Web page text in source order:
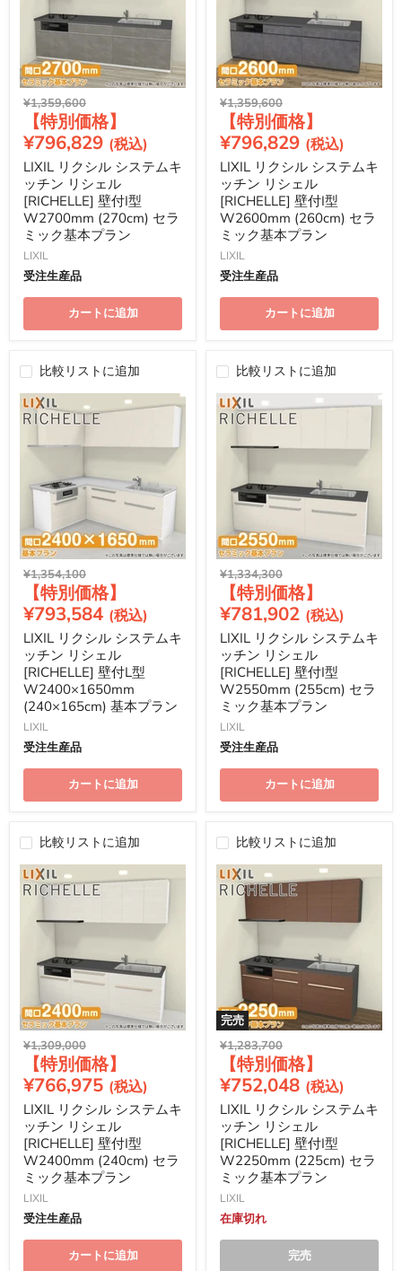
元
価
格
¥1,359,600
在
の
格
¥796,829
LIXIL リクシル システムキ
ッチン リシェル
[RICHELLE] 壁付I型
W2700mm (270cm) セラ
ミック基本プラン
LIXIL
受注生産品
カートに追加
元
価
格
¥1,359,600
在
の
格
¥796,829
LIXIL リクシル システムキ
ッチン リシェル
[RICHELLE] 壁付I型
W2600mm (260cm) セラ
ミック基本プラン
LIXIL
受注生産品
カートに追加
比較リストに追加
元
価
格
¥1,354,100
在
の
格
¥793,584
LIXIL リクシル システムキ
ッチン リシェル
[RICHELLE] 壁付L型
W2400×1650mm
(240×165cm) 基本プラン
LIXIL
受注生産品
カートに追加
比較リストに追加
元
価
格
¥1,334,300
在
の
格
¥781,902
LIXIL リクシル システムキ
ッチン リシェル
[RICHELLE] 壁付I型
W2550mm (255cm) セラ
ミック基本プラン
LIXIL
受注生産品
カートに追加
比較リストに追加
元
価
格
¥1,309,000
在
の
格
¥766,975
LIXIL リクシル システムキ
ッチン リシェル
[RICHELLE] 壁付I型
W2400mm (240cm) セラ
ミック基本プラン
LIXIL
受注生産品
カートに追加
比較リストに追加
完売
元
価
格
¥1,283,700
在
の
格
¥752,048
LIXIL リクシル システムキ
ッチン リシェル
[RICHELLE] 壁付I型
W2250mm (225cm) セラ
ミック基本プラン
LIXIL
在庫切れ
完売